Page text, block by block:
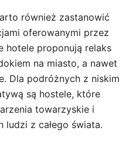
również zastanowić
oferowanymi przez
hotele proponują relaks
na miasto, a nawet
Dla podróżnych z niskim
są hostele, które
towarzyskie i
ludzi z całego świata.